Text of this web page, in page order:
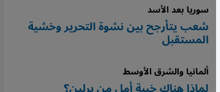
سوريا بعد الأسد
شعب يتأرجح بين نشوة التحرير وخشية
المستقبل
ألمانيا والشرق الأوسط